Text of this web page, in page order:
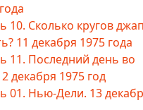
10. Сколько кругов
11 декабря 1975 года
11. Последний день во
декабря 1975 год
01. Нью-Дели. 13